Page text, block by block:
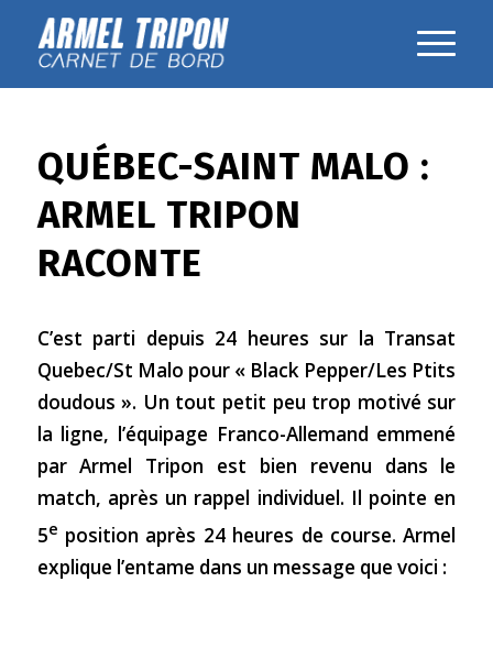
QUÉBEC-SAINT MALO :
ARMEL TRIPON
RACONTE
C’est parti depuis 24 heures sur la Transat
Quebec/St Malo pour « Black Pepper/Les Ptits
doudous ». Un tout petit peu trop motivé sur
la ligne, l’équipage Franco-Allemand emmené
par Armel Tripon est bien revenu dans le
match, après un rappel individuel. Il pointe en
5e position après 24 heures de course. Armel
explique l’entame dans un message que voici :